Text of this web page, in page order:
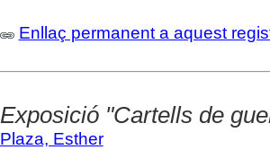
Enllaç permanent a aquest
Exposició "Cartells de
Plaza, Esther